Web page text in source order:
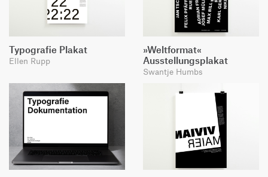
Typografie Plakat
Ellen Rupp
»Weltformat«
Ausstellungsplakat
Swantje Humbs